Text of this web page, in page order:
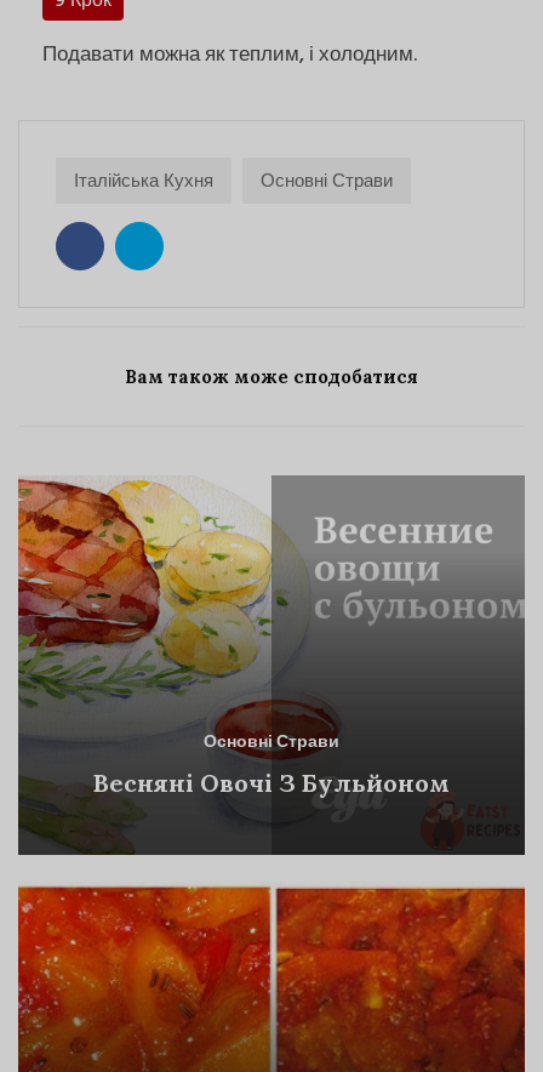
Подавати можна як теплим, і холодним.
Італійська Кухня Основні Страви
Вам також може сподобатися
Основні Страви
Весняні Овочі З Бульйоном